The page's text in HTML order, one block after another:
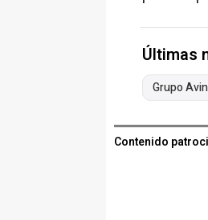
Últimas
Grupo
Contenido